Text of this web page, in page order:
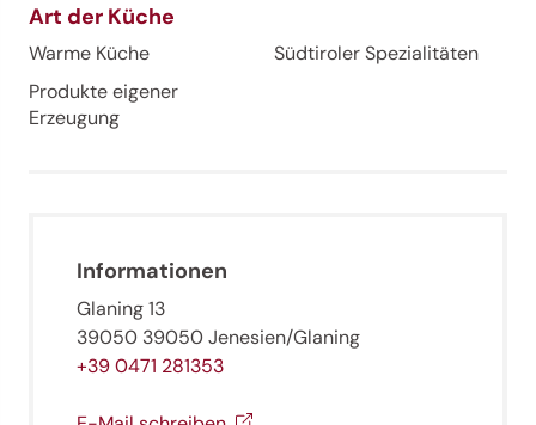
Art der Küche
Warme Küche
Südtiroler Spezialitäten
Produkte eigener
Erzeugung
Informationen
Glaning 13
39050 39050 Jenesien/Glaning
+39 0471 281353
Jenesien-Newsletter